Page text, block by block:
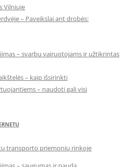
Vilniuje
– Paveikslai ant drobės:
– svarbu vairuotojams ir užtikrintas
– kaip išsirinkti
– naudoti gali visi
transporto priemonių rinkoje